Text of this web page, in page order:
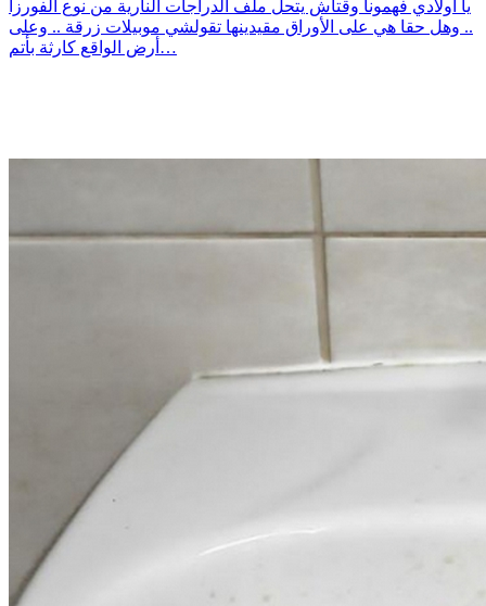
يا اولادي فهمونا وقتاش يتحل ملف الدراجات النارية من نوع الفورزا
.. وهل حقا هي على الأوراق مقيدينها تقولشي موبيلات زرقة .. وعلى
أرض الواقع كارثة بأتم…